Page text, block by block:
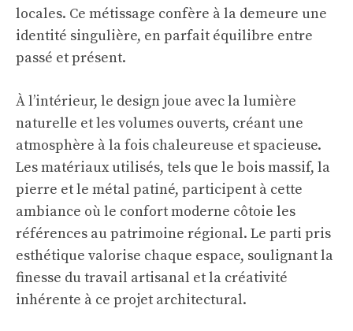
locales. Ce métissage confère à la demeure une
identité singulière, en parfait équilibre entre
passé et présent.
À l’intérieur, le design joue avec la lumière
naturelle et les volumes ouverts, créant une
atmosphère à la fois chaleureuse et spacieuse.
Les matériaux utilisés, tels que le bois massif, la
pierre et le métal patiné, participent à cette
ambiance où le confort moderne côtoie les
références au patrimoine régional. Le parti pris
esthétique valorise chaque espace, soulignant la
finesse du travail artisanal et la créativité
inhérente à ce projet architectural.